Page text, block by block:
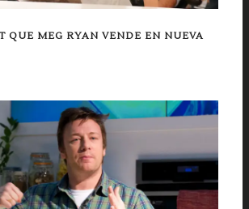
QUE MEG RYAN VENDE EN NUEVA